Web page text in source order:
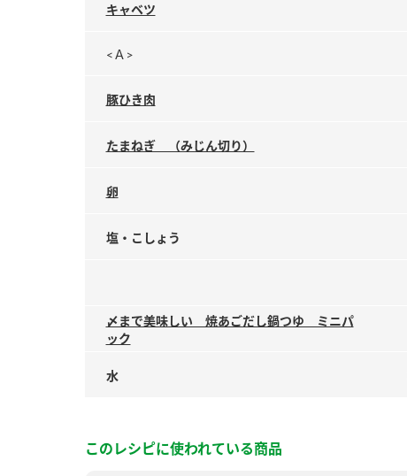
キャベツ
<Ａ>
豚ひき肉
たまねぎ （みじん切り）
卵
塩・こしょう
〆まで美味しい 焼あごだし鍋つゆ ミニパ
ック
水
このレシピに使われている商品